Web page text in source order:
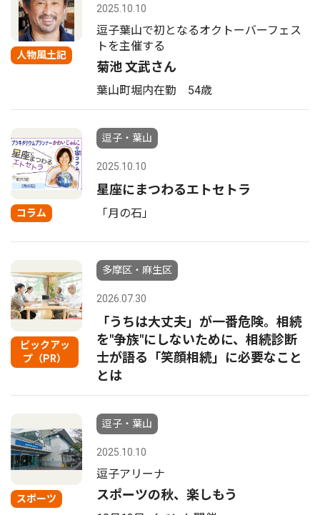
人物風土記
2025.10.10
逗子葉山で初となるオクトーバーフェス
トを主催する
菊池 文武さん
葉山町堀内在勤 54歳
コラム
逗子・葉山
2025.10.10
星座にまつわるエトセトラ
「月の石」
ピックアッ
プ（PR）
多摩区・麻生区
2026.07.30
「うちは大丈夫」が一番危険。相続
を"争族"にしないために、相続診断
士が語る「笑顔相続」に必要なこと
とは
スポーツ
逗子・葉山
2025.10.10
逗子アリーナ
スポーツの秋、楽しもう